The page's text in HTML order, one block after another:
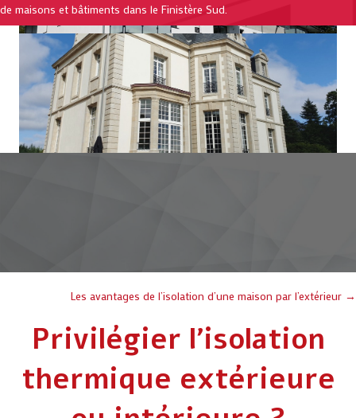
de maisons et bâtiments dans le Finistère Sud.
navigation
Les avantages de l’isolation d’une maison par l’extérieur →
Privilégier l’isolation
thermique extérieure